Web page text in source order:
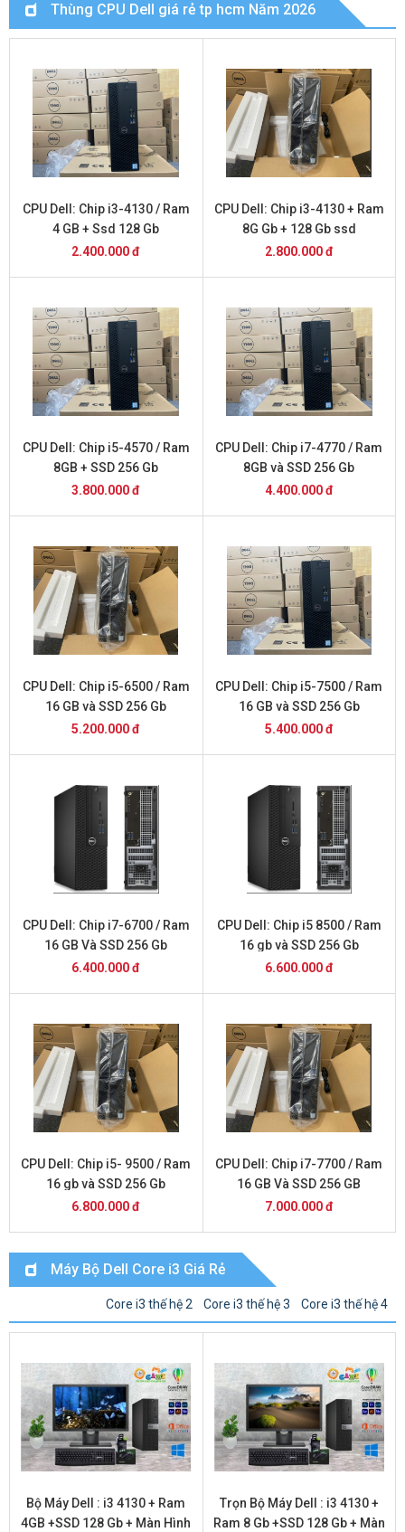
Thùng CPU Dell giá rẻ tp hcm Năm 2026
CPU Dell: Chip i3-4130 / Ram
4 GB + Ssd 128 Gb
2.400.000 đ
CPU Dell: Chip i3-4130 + Ram
8G Gb + 128 Gb ssd
2.800.000 đ
CPU Dell: Chip i5-4570 / Ram
8GB + SSD 256 Gb
3.800.000 đ
CPU Dell: Chip i7-4770 / Ram
8GB và SSD 256 Gb
4.400.000 đ
CPU Dell: Chip i5-6500 / Ram
16 GB và SSD 256 Gb
5.200.000 đ
CPU Dell: Chip i5-7500 / Ram
16 GB và SSD 256 Gb
5.400.000 đ
CPU Dell: Chip i7-6700 / Ram
16 GB Và SSD 256 Gb
6.400.000 đ
CPU Dell: Chip i5 8500 / Ram
16 gb và SSD 256 Gb
6.600.000 đ
CPU Dell: Chip i5- 9500 / Ram
16 gb và SSD 256 Gb
6.800.000 đ
CPU Dell: Chip i7-7700 / Ram
16 GB Và SSD 256 GB
7.000.000 đ
Máy Bộ Dell Core i3 Giá Rẻ
Core i3 thế hệ 2 Core i3 thế hệ 3 Core i3 thế hệ 4
Bộ Máy Dell : i3 4130 + Ram
4GB +SSD 128 Gb + Màn Hình
Trọn Bộ Máy Dell : i3 4130 +
Ram 8 Gb +SSD 128 Gb + Màn